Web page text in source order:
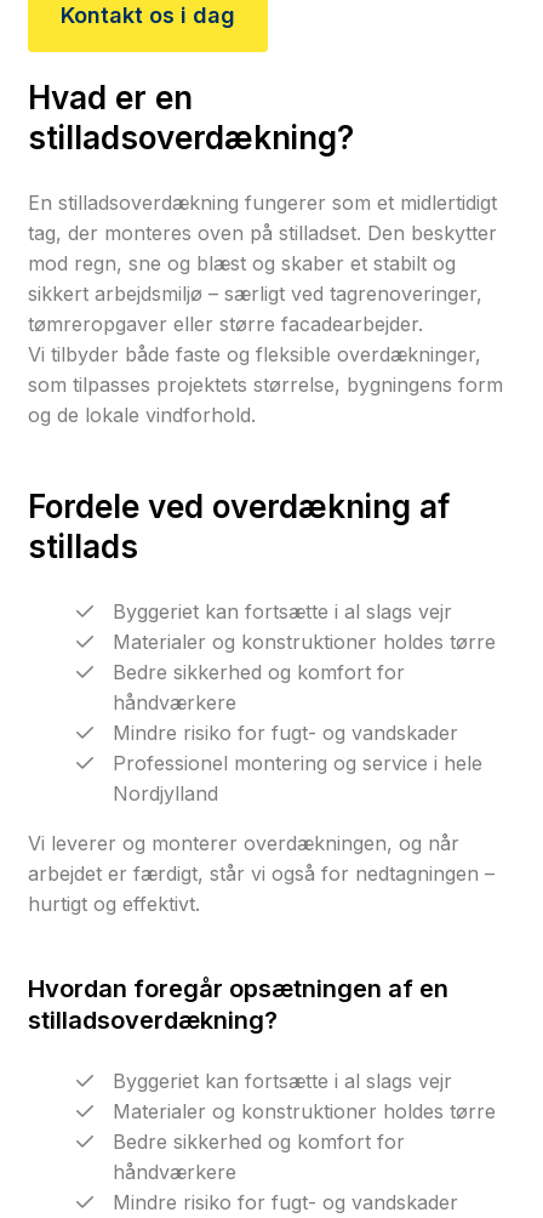
Kontakt os i dag
Hvad er en
stilladsoverdækning?
En stilladsoverdækning fungerer som et midlertidigt
tag, der monteres oven på stilladset. Den beskytter
mod regn, sne og blæst og skaber et stabilt og
sikkert arbejdsmiljø – særligt ved tagrenoveringer,
tømreropgaver eller større facadearbejder.
Vi tilbyder både faste og fleksible overdækninger,
som tilpasses projektets størrelse, bygningens form
og de lokale vindforhold.
Fordele ved overdækning af
stillads
Byggeriet kan fortsætte i al slags vejr
Materialer og konstruktioner holdes tørre
Bedre sikkerhed og komfort for
håndværkere
Mindre risiko for fugt- og vandskader
Professionel montering og service i hele
Nordjylland
Vi leverer og monterer overdækningen, og når
arbejdet er færdigt, står vi også for nedtagningen –
hurtigt og effektivt.
Hvordan foregår opsætningen af en
stilladsoverdækning?
Byggeriet kan fortsætte i al slags vejr
Materialer og konstruktioner holdes tørre
Bedre sikkerhed og komfort for
håndværkere
Mindre risiko for fugt- og vandskader